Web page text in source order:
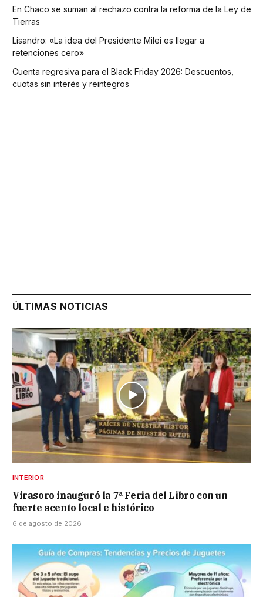
En Chaco se suman al rechazo contra la reforma de la Ley de
Tierras
Lisandro: «La idea del Presidente Milei es llegar a
retenciones cero»
Cuenta regresiva para el Black Friday 2026: Descuentos,
cuotas sin interés y reintegros
ÚLTIMAS NOTICIAS
INTERIOR
Virasoro inauguró la 7ª Feria del Libro con un
fuerte acento local e histórico
6 de agosto de 2026